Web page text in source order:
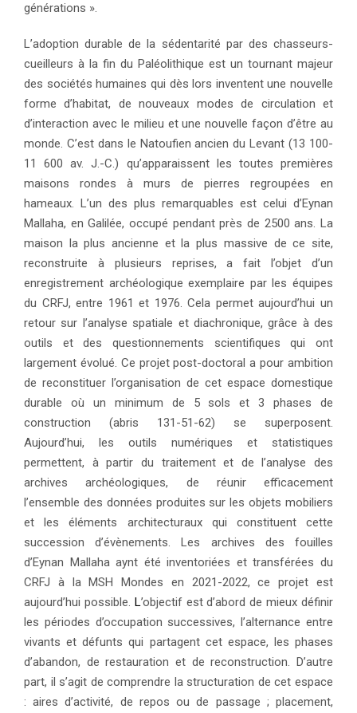
générations ».
L’adoption durable de la sédentarité par des chasseurs-
cueilleurs à la fin du Paléolithique est un tournant majeur
des sociétés humaines qui dès lors inventent une nouvelle
forme d’habitat, de nouveaux modes de circulation et
d’interaction avec le milieu et une nouvelle façon d’être au
monde. C’est dans le Natoufien ancien du Levant (13 100-
11 600 av. J.-C.) qu’apparaissent les toutes premières
maisons rondes à murs de pierres regroupées en
hameaux. L’un des plus remarquables est celui d’Eynan
Mallaha, en Galilée, occupé pendant près de 2500 ans. La
maison la plus ancienne et la plus massive de ce site,
reconstruite à plusieurs reprises, a fait l’objet d’un
enregistrement archéologique exemplaire par les équipes
du CRFJ, entre 1961 et 1976. Cela permet aujourd’hui un
retour sur l’analyse spatiale et diachronique, grâce à des
outils et des questionnements scientifiques qui ont
largement évolué. Ce projet post-doctoral a pour ambition
de reconstituer l’organisation de cet espace domestique
durable où un minimum de 5 sols et 3 phases de
construction (abris 131-51-62) se superposent.
Aujourd’hui, les outils numériques et statistiques
permettent, à partir du traitement et de l’analyse des
archives archéologiques, de réunir efficacement
l’ensemble des données produites sur les objets mobiliers
et les éléments architecturaux qui constituent cette
succession d’évènements. Les archives des fouilles
d’Eynan Mallaha aynt été inventoriées et transférées du
CRFJ à la MSH Mondes en 2021-2022, ce projet est
aujourd’hui possible. L’objectif est d’abord de mieux définir
les périodes d’occupation successives, l’alternance entre
vivants et défunts qui partagent cet espace, les phases
d’abandon, de restauration et de reconstruction. D’autre
part, il s’agit de comprendre la structuration de cet espace
: aires d’activité, de repos ou de passage ; placement,